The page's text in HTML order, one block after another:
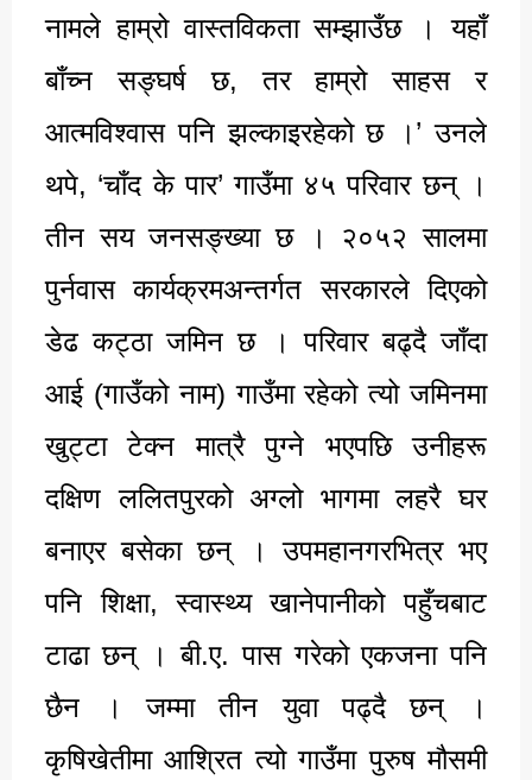
नामले हाम्रो वास्तविकता सम्झाउँछ । यहाँ
बाँच्न सङ्घर्ष छ, तर हाम्रो साहस र
आत्मविश्वास पनि झल्काइरहेको छ ।’ उनले
थपे, ‘चाँद के पार’ गाउँमा ४५ परिवार छन् ।
तीन सय जनसङ्ख्या छ । २०५२ सालमा
पुर्नवास कार्यक्रमअन्तर्गत सरकारले दिएको
डेढ कट्ठा जमिन छ । परिवार बढ्दै जाँदा
आई (गाउँको नाम) गाउँमा रहेको त्यो जमिनमा
खुट्टा टेक्न मात्रै पुग्ने भएपछि उनीहरू
दक्षिण ललितपुरको अग्लो भागमा लहरै घर
बनाएर बसेका छन् । उपमहानगरभित्र भए
पनि शिक्षा, स्वास्थ्य खानेपानीको पहुँचबाट
टाढा छन् । बी.ए. पास गरेको एकजना पनि
छैन । जम्मा तीन युवा पढ्दै छन् ।
कृषिखेतीमा आश्रित त्यो गाउँमा पुरुष मौसमी